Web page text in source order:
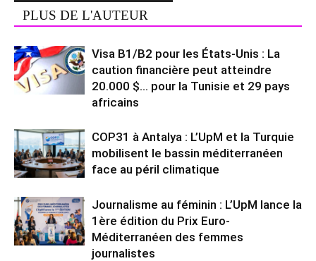
PLUS DE L'AUTEUR
Visa B1/B2 pour les États-Unis : La
caution financière peut atteindre
20.000 $… pour la Tunisie et 29 pays
africains
COP31 à Antalya : L’UpM et la Turquie
mobilisent le bassin méditerranéen
face au péril climatique
Journalisme au féminin : L’UpM lance la
1ère édition du Prix Euro-
Méditerranéen des femmes
journalistes